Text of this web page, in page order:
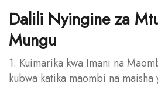
Dalili Nyingine za
Mungu
1. Kuimarika kwa Imani na
kubwa katika maombi na maisha